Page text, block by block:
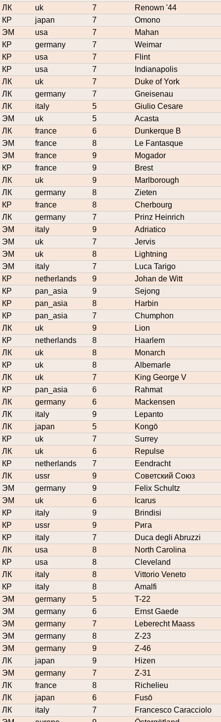
ЛК
uk 7
Renown '44
КР
japan 7
Omono
ЭМ
usa 7
Mahan
КР
germany 7
Weimar
КР
usa 7
Flint
КР
usa 7
Indianapolis
ЛК
uk 7
Duke of York
ЛК
germany 7
Gneisenau
ЛК
italy 5
Giulio Cesare
ЭМ
uk 5
Acasta
ЛК
france 6
Dunkerque B
ЭМ
france 8
Le Fantasque
ЭМ
france 9
Mogador
КР
france 9
Brest
ЛК
uk 9
Marlborough
ЛК
germany 8
Zieten
КР
france 8
Cherbourg
ЛК
germany 7
Prinz Heinrich
ЭМ
italy 9
Adriatico
ЭМ
uk 7
Jervis
ЭМ
uk 8
Lightning
ЭМ
italy 7
Luca Tarigo
КР
netherlands 9
Johan de Witt
КР
pan_asia 9
Sejong
КР
pan_asia 8
Harbin
КР
pan_asia 7
Chumphon
ЛК
uk 9
Lion
КР
netherlands 8
Haarlem
ЛК
uk 8
Monarch
КР
uk 8
Albemarle
ЛК
uk 7
King George V
КР
pan_asia 6
Rahmat
ЛК
germany 6
Mackensen
ЛК
italy 9
Lepanto
ЛК
japan 5
Kongō
КР
uk 7
Surrey
ЛК
uk 6
Repulse
КР
netherlands 7
Eendracht
ЛК
ussr 9
Советский Союз
ЭМ
germany 9
Felix Schultz
ЭМ
uk 6
Icarus
КР
italy 9
Brindisi
КР
ussr 9
Рига
КР
italy 7
Duca degli Abruzzi
ЛК
usa 8
North Carolina
КР
usa 8
Cleveland
ЛК
italy 8
Vittorio Veneto
КР
italy 8
Amalfi
ЭМ
germany 5
T-22
ЭМ
germany 6
Ernst Gaede
ЭМ
germany 7
Leberecht Maass
ЭМ
germany 8
Z-23
ЭМ
germany 9
Z-46
ЛК
japan 9
Hizen
ЭМ
germany 7
Z-31
ЛК
france 8
Richelieu
ЛК
japan 6
Fusō
ЛК
italy 7
Francesco Caracciolo